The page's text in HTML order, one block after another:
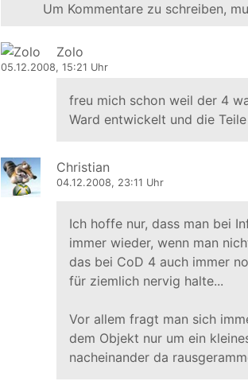
Um Kommentare zu schreiben,
Zolo
05.12.2008, 15:21 Uhr
freu mich schon weil der 4
Ward entwickelt und die
Christian
04.12.2008, 23:11 Uhr
Ich hoffe nur, dass man bei
immer wieder, wenn man
das bei CoD 4 auch immer
für ziemlich nervig halte...
Vor allem fragt man sich
dem Objekt nur um ein
nacheinander da